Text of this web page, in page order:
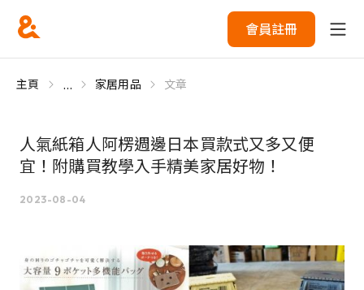
會員註冊
主頁 ... 家居用品 文章
人氣紙箱人阿楞週邊日本買款式又多又便
宜！附購買教學入手精美家居好物！
2023-08-04